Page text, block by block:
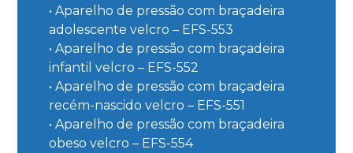
• Aparelho de pressão com braçadeira
adolescente velcro – EFS-553
• Aparelho de pressão com braçadeira
infantil velcro – EFS-552
• Aparelho de pressão com braçadeira
recém-nascido velcro – EFS-551
• Aparelho de pressão com braçadeira
obeso velcro – EFS-554